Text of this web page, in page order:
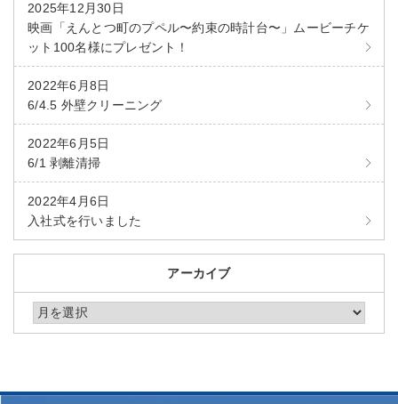
2025年12月30日
映画「えんとつ町のプペル〜約束の時計台〜」ムービーチケ
ット100名様にプレゼント！
2022年6月8日
6/4.5 外壁クリーニング
2022年6月5日
6/1 剥離清掃
2022年4月6日
入社式を行いました
アーカイブ
アーカイブ